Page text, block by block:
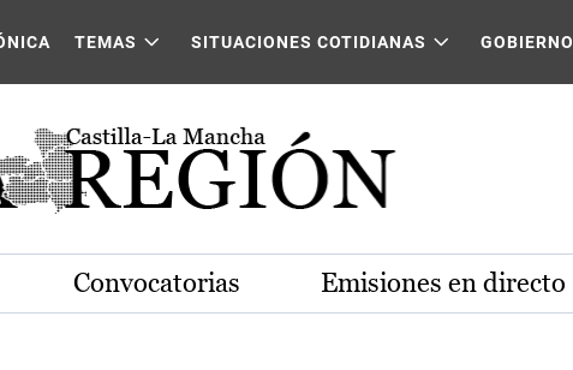
TEMAS SITUACIONES COTIDIANAS GOBIERNO
Convocatorias Emisiones en directo